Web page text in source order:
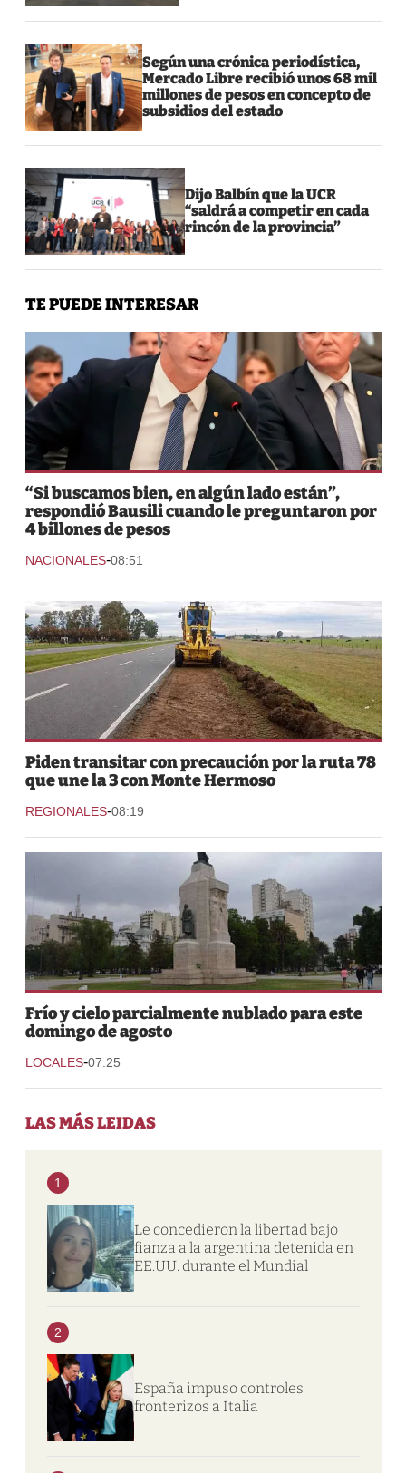
Según una crónica periodística,
Mercado Libre recibió unos 68 mil
millones de pesos en concepto de
subsidios del estado
Dijo Balbín que la UCR
“saldrá a competir en cada
rincón de la provincia”
TE PUEDE INTERESAR
“Si buscamos bien, en algún lado están”,
respondió Bausili cuando le preguntaron por
4 billones de pesos
NACIONALES-08:51
Piden transitar con precaución por la ruta 78
que une la 3 con Monte Hermoso
REGIONALES-08:19
Frío y cielo parcialmente nublado para este
domingo de agosto
LOCALES-07:25
LAS MÁS LEIDAS
1
Le concedieron la libertad bajo
fianza a la argentina detenida en
EE.UU. durante el Mundial
2
España impuso controles
fronterizos a Italia